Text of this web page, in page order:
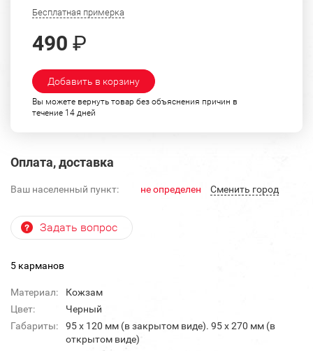
Бесплатная примерка
490 ₽
Добавить в корзину
Вы можете вернуть товар без объяснения причин в
течение 14 дней
Оплата, доставка
Ваш населенный пункт: не определен Cменить город
Задать вопрос
5 карманов
Материал:
Кожзам
Цвет:
Черный
Габариты:
95 х 120 мм (в закрытом виде). 95 х 270 мм (в
открытом виде)